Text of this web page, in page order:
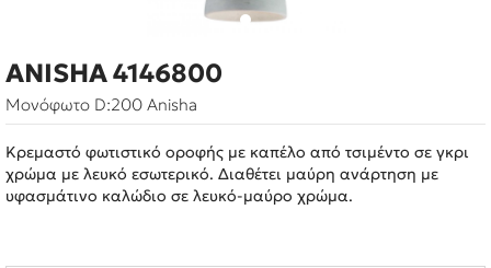
ANISHA 4146800
Μονόφωτο D:200 Anisha
Κρεμαστό φωτιστικό οροφής με καπέλο από τσιμέντο σε γκρι
χρώμα με λευκό εσωτερικό. Διαθέτει μαύρη ανάρτηση με
υφασμάτινο καλώδιο σε λευκό-μαύρο χρώμα.